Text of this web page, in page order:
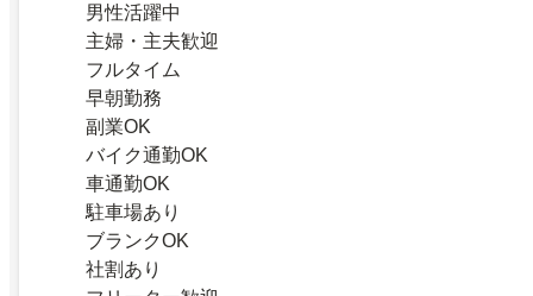
男性活躍中
主婦・主夫歓迎
フルタイム
早朝勤務
副業OK
バイク通勤OK
車通勤OK
駐車場あり
ブランクOK
社割あり